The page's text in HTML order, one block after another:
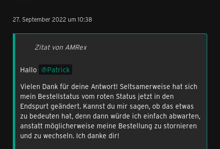
27. September 2022 um 10:38
Zitat von AMRex
Hallo
Patrick
Vielen Dank für deine Antwort! Seltsamerweise hat sich
mein Bestellstatus vom roten Status jetzt in den
Endspurt geändert. Kannst du mir sagen, ob das etwas
zu bedeuten hat, denn dann würde ich einfach abwarten,
anstatt möglicherweise meine Bestellung zu stornieren
und zu wechseln. Ich danke dir!